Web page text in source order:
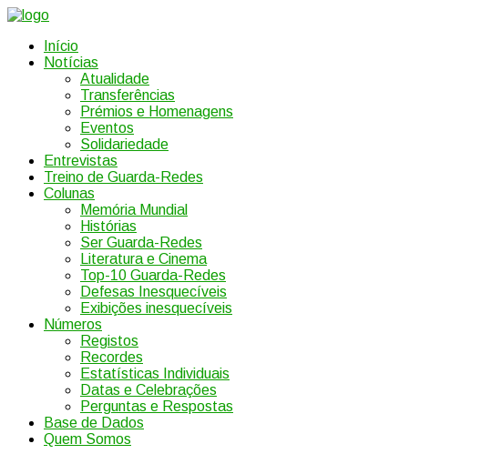
Início
Notícias
Atualidade
Transferências
Prémios e Homenagens
Eventos
Solidariedade
Entrevistas
Treino de Guarda-Redes
Colunas
Memória Mundial
Histórias
Ser Guarda-Redes
Literatura e Cinema
Top-10 Guarda-Redes
Defesas Inesquecíveis
Exibições inesquecíveis
Números
Registos
Recordes
Estatísticas Individuais
Datas e Celebrações
Perguntas e Respostas
Base de Dados
Quem Somos